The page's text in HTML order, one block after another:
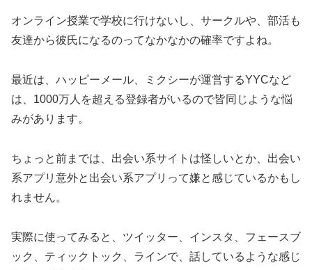
オンライン授業で学校に行けないし、サークルや、部活も
友達から彼氏になるのってなかなかの確率ですよね。
最近は、ハッピーメール、ミクシーが運営するYYCなど
は、1000万人を超える登録者がいるので皆同じような悩
みがあります。
ちょっと前までは、出会い系サイトは怪しいとか、出会い
系アプリ意外と出会い系アプリって嫌と感じているかもし
れません。
実際に使ってみると、ツイッター、インスタ、フェースブ
ック、ティックトック、ラインで、話しているような感じ